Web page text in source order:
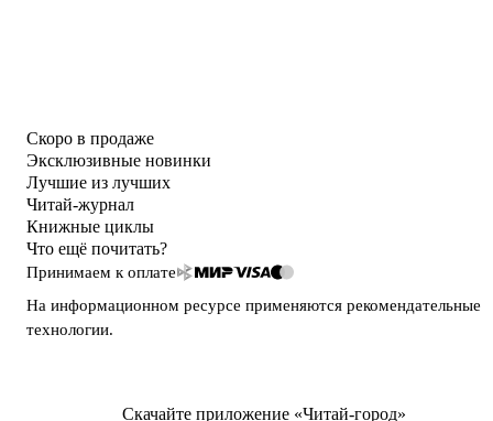
Скоро в продаже
Эксклюзивные новинки
Лучшие из лучших
Читай-журнал
Книжные циклы
Что ещё почитать?
Принимаем к оплате
На информационном ресурсе применяются рекомендательные
технологии.
Скачайте приложение «Читай-город»